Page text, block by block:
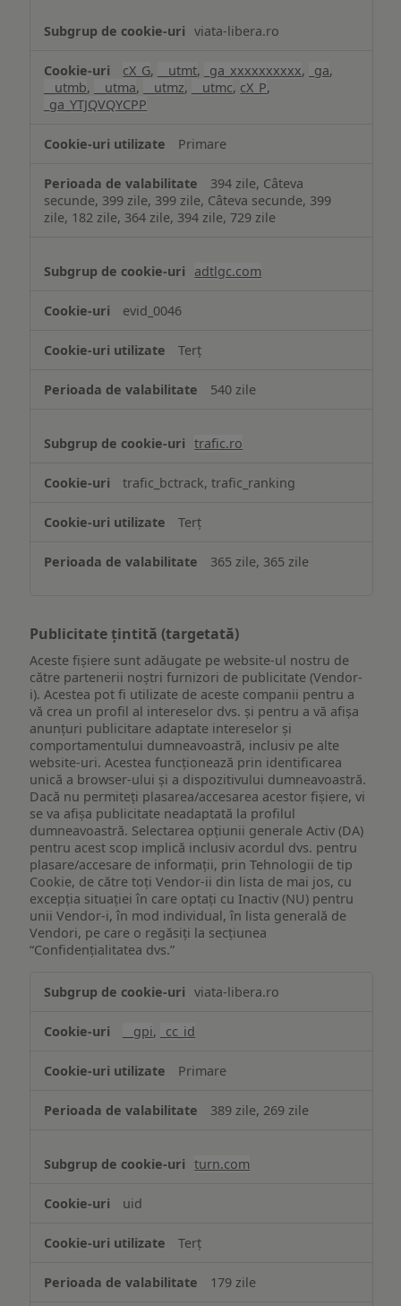
viata-libera.ro
cX_G, __utmt, _ga_xxxxxxxxxx, _ga,
__utmb, __utma, __utmz, __utmc, cX_P,
_ga_YTJQVQYCPP
Primare
394 zile, Câteva
secunde, 399 zile, 399 zile, Câteva secunde, 399
zile, 182 zile, 364 zile, 394 zile, 729 zile
adtlgc.com
evid_0046
Terț
540 zile
trafic.ro
trafic_bctrack, trafic_ranking
Terț
365 zile, 365 zile
Publicitate țintită (targetată)
Aceste fișiere sunt adăugate pe website-ul nostru de
către partenerii noștri furnizori de publicitate (Vendor-
i). Acestea pot fi utilizate de aceste companii pentru a
vă crea un profil al intereselor dvs. și pentru a vă afișa
anunțuri publicitare adaptate intereselor și
comportamentului dumneavoastră, inclusiv pe alte
website-uri. Acestea funcționează prin identificarea
unică a browser-ului și a dispozitivului dumneavoastră.
Dacă nu permiteți plasarea/accesarea acestor fișiere, vi
se va afișa publicitate neadaptată la profilul
dumneavoastră. Selectarea opțiunii generale Activ (DA)
pentru acest scop implică inclusiv acordul dvs. pentru
plasare/accesare de informații, prin Tehnologii de tip
Cookie, de către toți Vendor-ii din lista de mai jos, cu
excepția situației în care optați cu Inactiv (NU) pentru
unii Vendor-i, în mod individual, în lista generală de
Vendori, pe care o regăsiți la secțiunea
“Confidențialitatea dvs.”
țintită
viata-libera.ro
__gpi, _cc_id
Primare
389 zile, 269 zile
turn.com
uid
Terț
179 zile